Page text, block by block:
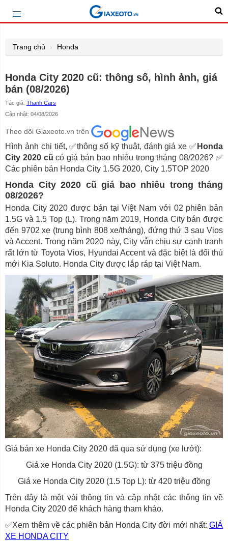
Trang chủ Honda
Honda City 2020 cũ: thông số, hình ảnh, giá
bán (08/2026)
Tác giả: Thanh Cars
Cập nhật: 04/08/2026
Theo dõi Giaxeoto.vn trên
Hình ảnh chi tiết, ✅thông số kỹ thuật, đánh giá xe ✅ Honda
City 2020 cũ có giá bán bao nhiêu trong tháng 08/2026? ✅
Các phiên bản Honda City 1.5G 2020, City 1.5TOP 2020
Honda City 2020 cũ giá bao nhiêu trong tháng
08/2026?
Honda City 2020 được bán tại Việt Nam với 02 phiên bản
1.5G và 1.5 Top (L). Trong năm 2019, Honda City bán được
đến 9702 xe (trung bình 808 xe/tháng), đứng thứ 3 sau Vios
và Accent. Trong năm 2020 này, City vẫn chịu sự cạnh tranh
rất lớn từ Toyota Vios, Hyundai Accent và đặc biệt là đối thủ
mới Kia Soluto. Honda City được lắp ráp tại Việt Nam.
Giá bán xe Honda City 2020 đã qua sử dụng (xe lướt):
Giá xe Honda City 2020 (1.5G): từ 375 triệu đồng
Giá xe Honda City 2020 (1.5 Top L): từ 420 triệu đồng
Trên đây là một vài thông tin và cập nhật các thông tin về
Honda City 2020 để khách hàng tham khảo.
✅Xem thêm về các phiên bản Honda City đời mới nhất: GIÁ
XE HONDA CITY